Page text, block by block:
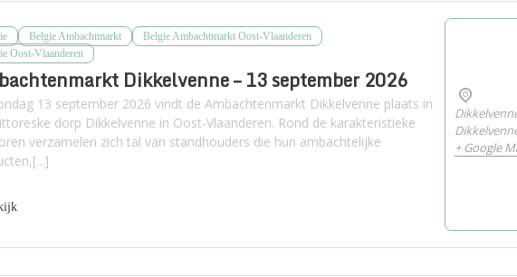
Belgie Ambachtmarkt
Belgie Ambachtmarkt Oost-Vlaanderen
Oost-Vlaanderen
Dikkelvenne – 13 september 2026
13 september 2026 vindt de Ambachtenmarkt Dikkelvenne plaats in
dorp Dikkelvenne in Oost-Vlaanderen. Rond de karakteristieke
verzamelen zich tal van standhouders die hun ambachtelijke
+ Google